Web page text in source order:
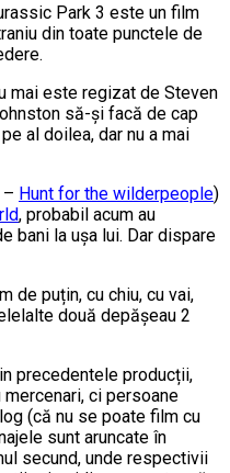
Park 3 este un film
din toate punctele de
mai este regizat de Steven
să-și facă de cap
al doilea, dar nu a mai
– Hunt for the wilderpeople)
, probabil acum au
bani la ușa lui. Dar dispare
de puțin, cu chiu, cu vai,
două depășeau 2
precedentele producții,
ci persoane
(că nu se poate film cu
sunt aruncate în
secund, unde respectivii